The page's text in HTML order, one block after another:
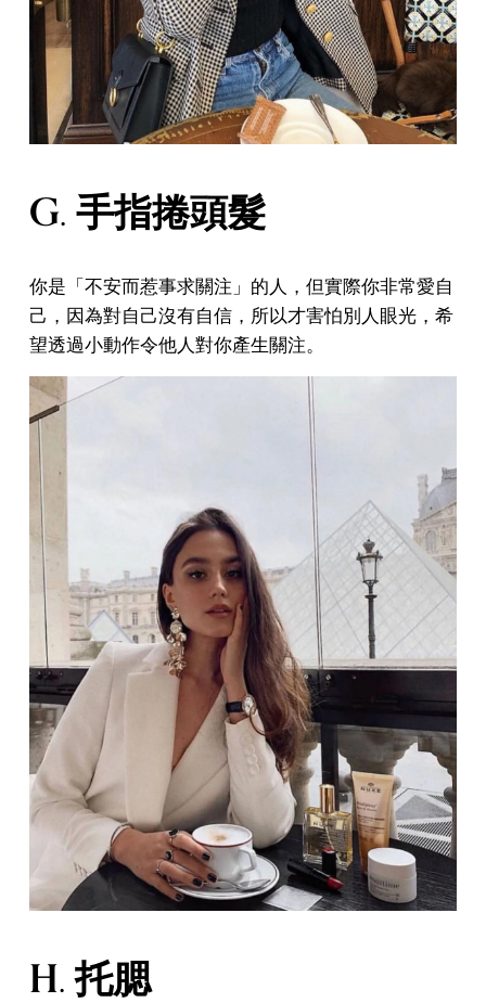
G. 手指捲頭髮
你是「不安而惹事求關注」的人，但實際你非常愛自
己，因為對自己沒有自信，所以才害怕別人眼光，希
望透過小動作令他人對你產生關注。
H. 托腮